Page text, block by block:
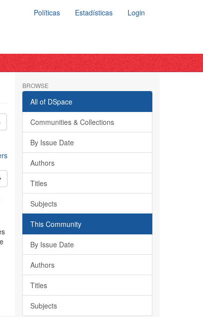
Políticas Estadísticas Login
BROWSE
All of DSpace
Communities & Collections
By Issue Date
Authors
Titles
Subjects
This Community
By Issue Date
Authors
Titles
Subjects